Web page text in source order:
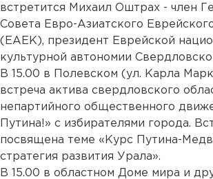
встретится Михаил Оштрах - член
Совета Евро-Азиатского
(ЕАЕК), президент Еврейской
культурной автономии
В 15.00 в Полевском (ул. Карла
встреча актива свердловского
непартийного общественного
Путина!» с избирателями города.
посвящена теме «Курс Путина-
стратегия развития Урала».
В 15.00 в областном Доме мира и